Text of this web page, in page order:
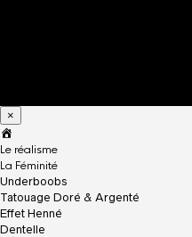
×
c
c
u
e
i
l
Le réalisme
La Féminité
Underboobs
Tatouage Doré & Argenté
Effet Henné
Dentelle